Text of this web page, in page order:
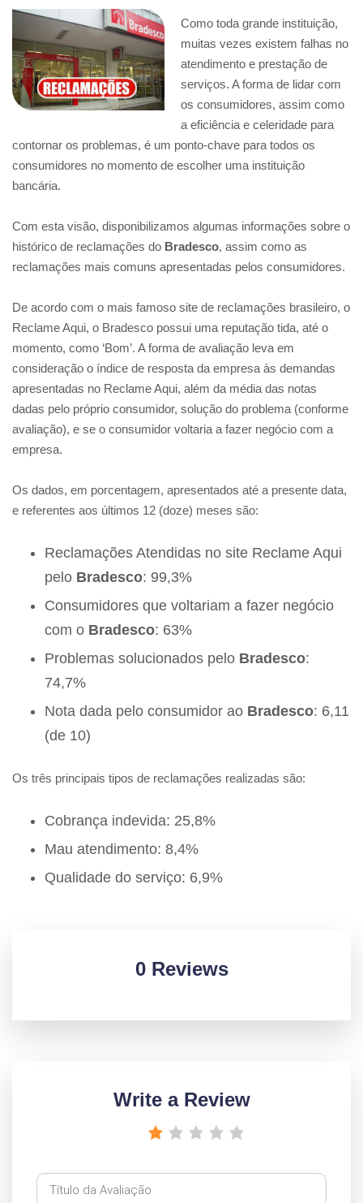
Como toda grande instituição,
muitas vezes existem falhas no
atendimento e prestação de
serviços. A forma de lidar com
os consumidores, assim como
a eficiência e celeridade para
contornar os problemas, é um ponto-chave para todos os
consumidores no momento de escolher uma instituição
bancária.
Com esta visão, disponibilizamos algumas informações sobre o
histórico de reclamações do Bradesco, assim como as
reclamações mais comuns apresentadas pelos consumidores.
De acordo com o mais famoso site de reclamações brasileiro, o
Reclame Aqui, o Bradesco possui uma reputação tida, até o
momento, como ‘Bom’. A forma de avaliação leva em
consideração o índice de resposta da empresa às demandas
apresentadas no Reclame Aqui, além da média das notas
dadas pelo próprio consumidor, solução do problema (conforme
avaliação), e se o consumidor voltaria a fazer negócio com a
empresa.
Os dados, em porcentagem, apresentados até a presente data,
e referentes aos últimos 12 (doze) meses são:
Reclamações Atendidas no site Reclame Aqui
pelo Bradesco: 99,3%
Consumidores que voltariam a fazer negócio
com o Bradesco: 63%
Problemas solucionados pelo Bradesco:
74,7%
Nota dada pelo consumidor ao Bradesco: 6,11
(de 10)
Os três principais tipos de reclamações realizadas são:
Cobrança indevida: 25,8%
Mau atendimento: 8,4%
Qualidade do serviço: 6,9%
0 Reviews
Write a Review